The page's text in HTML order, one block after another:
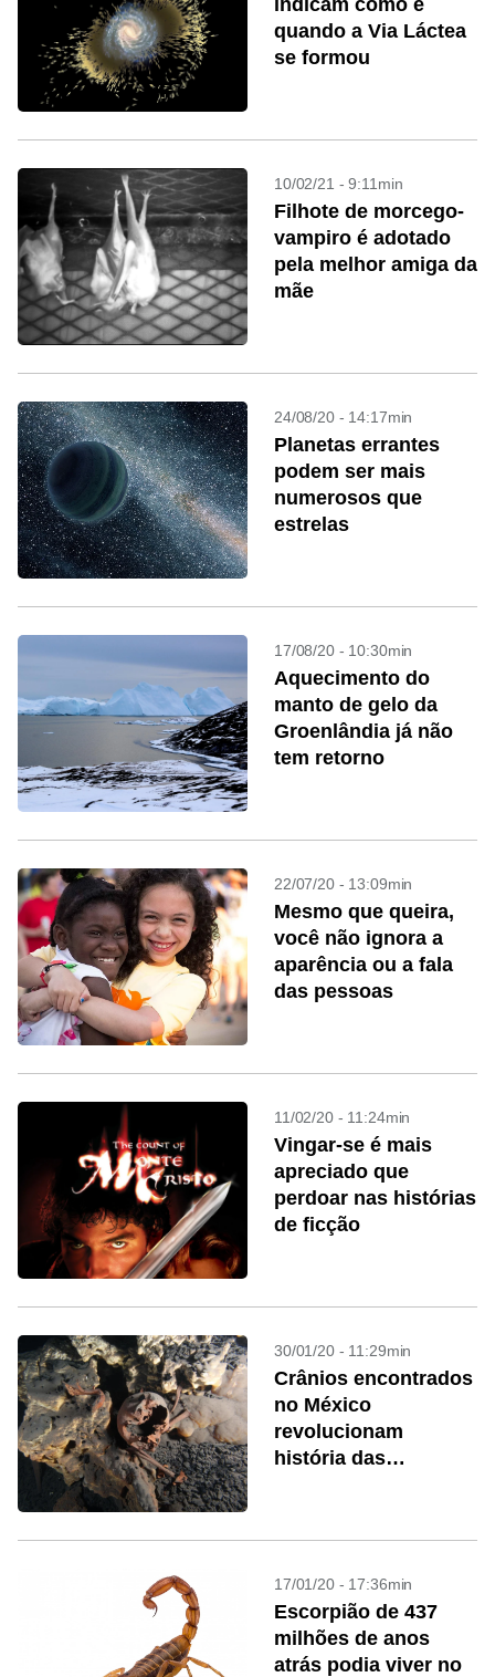
indicam como e
quando a Via Láctea
se formou
10/02/21 - 9:11min
Filhote de morcego-
vampiro é adotado
pela melhor amiga da
mãe
24/08/20 - 14:17min
Planetas errantes
podem ser mais
numerosos que
estrelas
17/08/20 - 10:30min
Aquecimento do
manto de gelo da
Groenlândia já não
tem retorno
22/07/20 - 13:09min
Mesmo que queira,
você não ignora a
aparência ou a fala
das pessoas
11/02/20 - 11:24min
Vingar-se é mais
apreciado que
perdoar nas histórias
de ficção
30/01/20 - 11:29min
Crânios encontrados
no México
revolucionam
história das
17/01/20 - 17:36min
Escorpião de 437
milhões de anos
atrás podia viver no